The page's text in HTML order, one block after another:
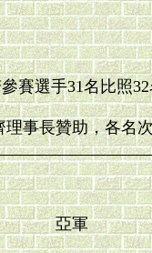
賽選手31名比照
事長贊助，各名
亞軍